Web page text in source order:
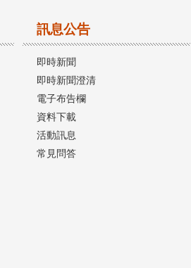
訊息公告
即時新聞
即時新聞澄清
電子布告欄
資料下載
活動訊息
常見問答